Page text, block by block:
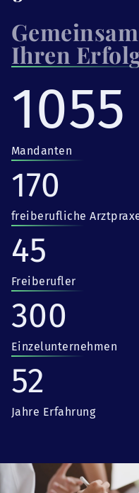
Gemeinsam
Ihren
1055
Mandanten
170
freiberufliche
45
Freiberufler
300
Einzelunternehmen
52
Jahre Erfahrung